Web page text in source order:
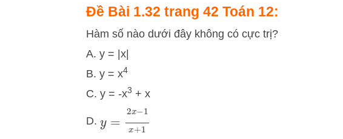
Đề Bài 1.32 trang 42 Toán 12:
Hàm số nào dưới đây không có cực trị?
A. y = |x|
B. y = x4
C. y = -x3 + x
D. x−1x